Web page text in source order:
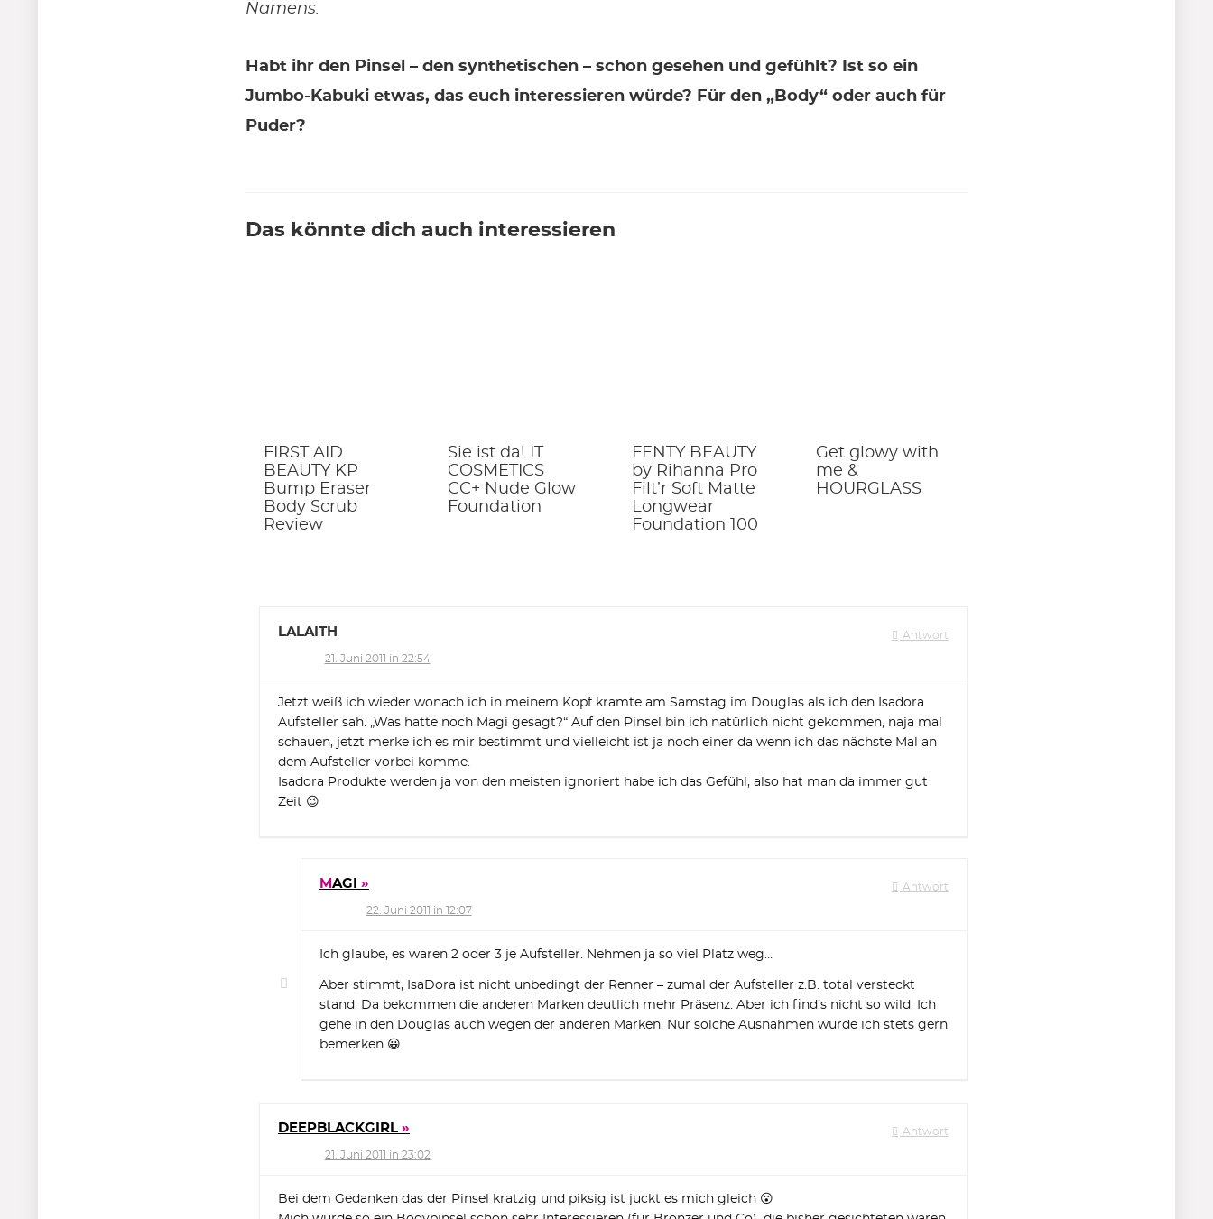
Namens.
Habt ihr den Pinsel – den synthetischen – schon gesehen und gefühlt? Ist so ein
Jumbo-Kabuki etwas, das euch interessieren würde? Für den „Body“ oder auch für
Puder?
Das könnte dich auch interessieren
FIRST AID
BEAUTY KP
Bump Eraser
Body Scrub
Review
Sie ist da! IT
COSMETICS
CC+ Nude Glow
Foundation
FENTY BEAUTY
by Rihanna Pro
Filt’r Soft Matte
Longwear
Foundation 100
Get glowy with
me &
HOURGLASS
Antwort
LALAITH
21. Juni 2011 in 22:54
Jetzt weiß ich wieder wonach ich in meinem Kopf kramte am Samstag im Douglas als ich den Isadora
Aufsteller sah. „Was hatte noch Magi gesagt?“ Auf den Pinsel bin ich natürlich nicht gekommen, naja mal
schauen, jetzt merke ich es mir bestimmt und vielleicht ist ja noch einer da wenn ich das nächste Mal an
dem Aufsteller vorbei komme.
Isadora Produkte werden ja von den meisten ignoriert habe ich das Gefühl, also hat man da immer gut
Zeit 😉
Antwort
MAGI
22. Juni 2011 in 12:07
Ich glaube, es waren 2 oder 3 je Aufsteller. Nehmen ja so viel Platz weg…
Aber stimmt, IsaDora ist nicht unbedingt der Renner – zumal der Aufsteller z.B. total versteckt
stand. Da bekommen die anderen Marken deutlich mehr Präsenz. Aber ich find’s nicht so wild. Ich
gehe in den Douglas auch wegen der anderen Marken. Nur solche Ausnahmen würde ich stets gern
bemerken 😀
Antwort
DEEPBLACKGIRL
21. Juni 2011 in 23:02
Bei dem Gedanken das der Pinsel kratzig und piksig ist juckt es mich gleich 😮